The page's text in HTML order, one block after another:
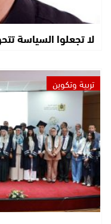
لا تجعلوا السياسة
تربية وتكوين